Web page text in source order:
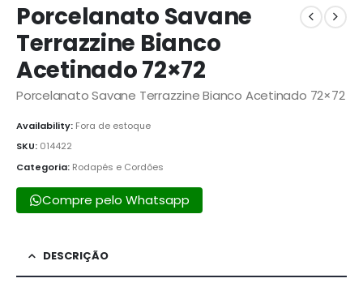
Porcelanato Savane
Terrazzine Bianco
Acetinado 72×72
Porcelanato Savane Terrazzine Bianco Acetinado 72×72
Availability: Fora de estoque
SKU: 014422
Categoria: Rodapés e Cordões
Compre pelo Whatsapp
DESCRIÇÃO